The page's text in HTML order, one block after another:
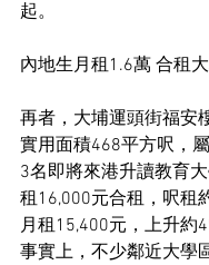
起。
內地生月租1.6萬 合租
再者，大埔運頭街福安
實用面積468平方呎，
3名即將來港升讀教育
租16,000元合租，呎租
月租15,400元，上升約
事實上，不少鄰近大學